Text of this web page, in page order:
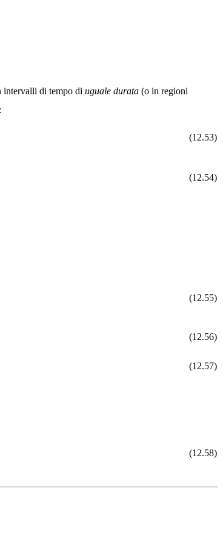
intervalli di tempo di uguale durata (o in regioni
(12.53)
(12.54)
(12.55)
(12.56)
(12.57)
(12.58)